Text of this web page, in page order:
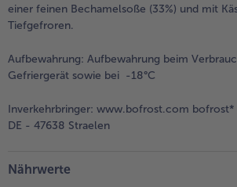
einer feinen Bechamelsoße (33%) und mit
Tiefgefroren.
Aufbewahrung: Aufbewahrung beim
Gefriergerät sowie bei -18°C
Inverkehrbringer: www.bofrost.com bofrost*
DE - 47638 Straelen
Nährwerte